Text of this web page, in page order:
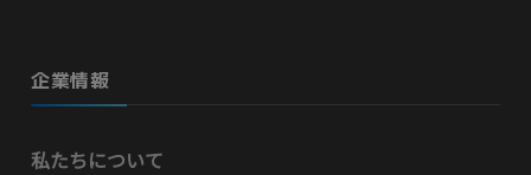
企業情報
私たちについて